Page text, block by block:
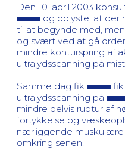
Den 10. april 2003
og oplyste, at der
til at begynde med,
og svært ved at gå
mindre konturspring af
ultralydsscanning på
Samme dag fik
ultralydsscanning på
mindre delvis ruptur af
fortykkelse og
nærliggende muskulære
omkring senen.